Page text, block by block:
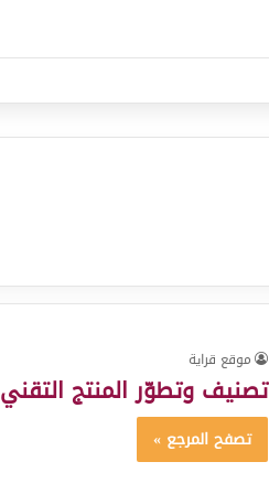
موقع قراية
تصنيف وتطوّر المنتج التقني
تصفح المرجع »